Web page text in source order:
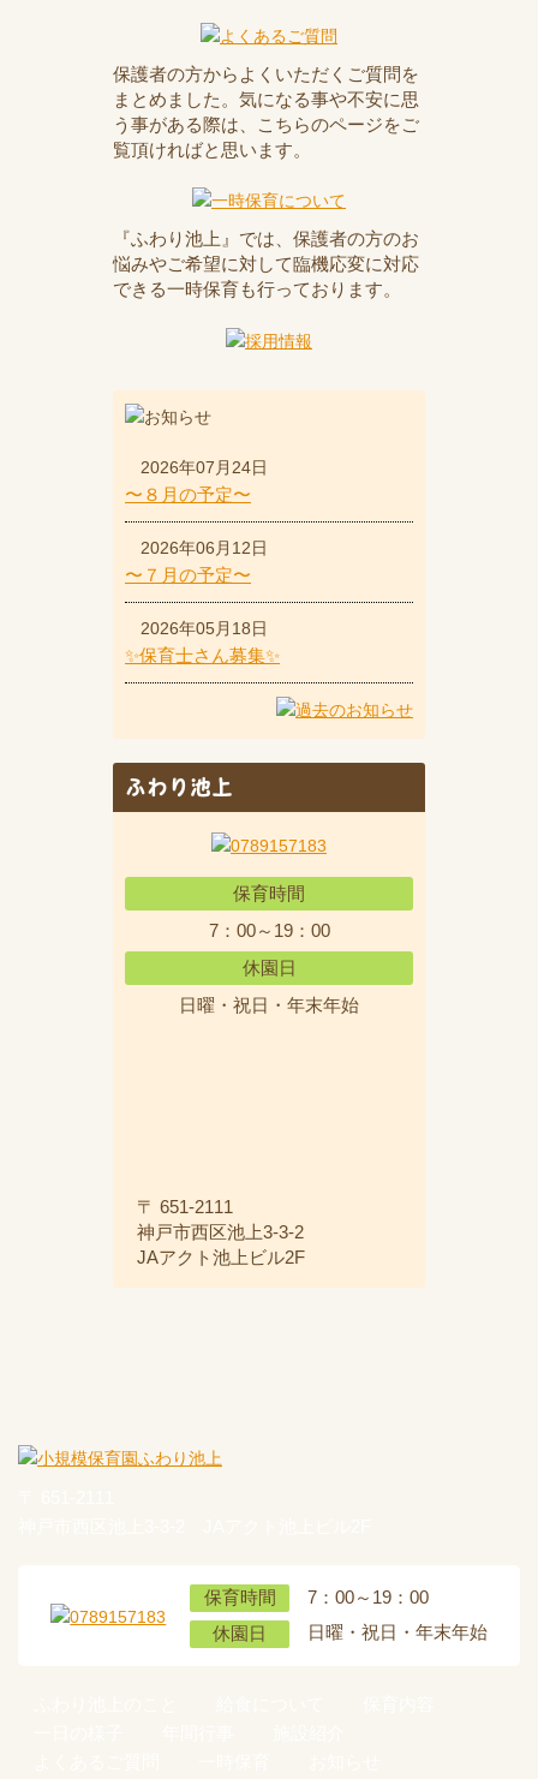
保護者の方からよくいただくご質問を
まとめました。気になる事や不安に思
う事がある際は、こちらのページをご
覧頂ければと思います。
『ふわり池上』では、保護者の方のお
悩みやご希望に対して臨機応変に対応
できる一時保育も行っております。
2026年07月24日
〜８月の予定〜
2026年06月12日
〜７月の予定〜
2026年05月18日
✨保育士さん募集✨
ふわり池上
保育時間
7：00～19：00
休園日
日曜・祝日・年末年始
〒 651-2111
神戸市西区池上3-3-2
JAアクト池上ビル2F
保育時間
7：00～19：00
休園日
日曜・祝日・年末年始